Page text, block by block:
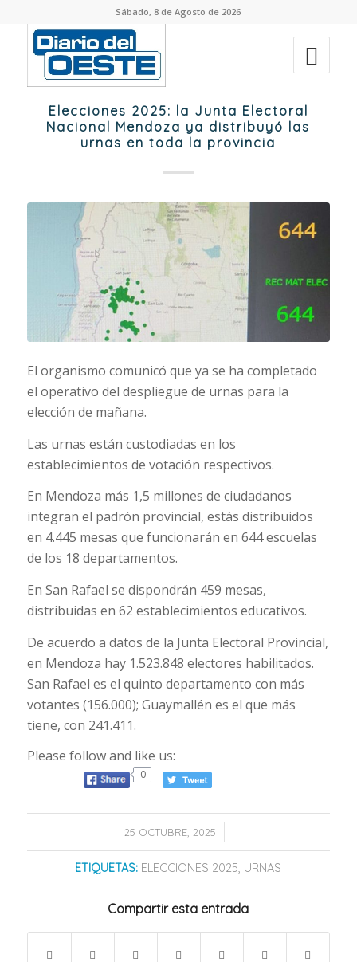
Sábado, 8 de Agosto de 2026
Elecciones 2025: la Junta Electoral
Nacional Mendoza ya distribuyó las
urnas en toda la provincia
El organismo comunicó que ya se ha completado
el operativo del despliegue de urnas para la
elección de mañana.
Las urnas están custodiadas en los
establecimientos de votación respectivos.
En Mendoza más 1,5 millones de ciudadanos
integran el padrón provincial, estás distribuidos
en 4.445 mesas que funcionarán en 644 escuelas
de los 18 departamentos.
En San Rafael se dispondrán 459 mesas,
distribuidas en 62 establecimientos educativos.
De acuerdo a datos de la Junta Electoral Provincial,
en Mendoza hay 1.523.848 electores habilitados.
San Rafael es el quinto departamento con más
votantes (156.000); Guaymallén es el que más
tiene, con 241.411.
Please follow and like us:
0
25 OCTUBRE, 2025
/
ETIQUETAS: ELECCIONES 2025, URNAS
Compartir esta entrada